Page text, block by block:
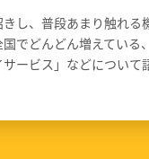
し、普段あまり触れる
でどんどん増えている
ービス」などについて